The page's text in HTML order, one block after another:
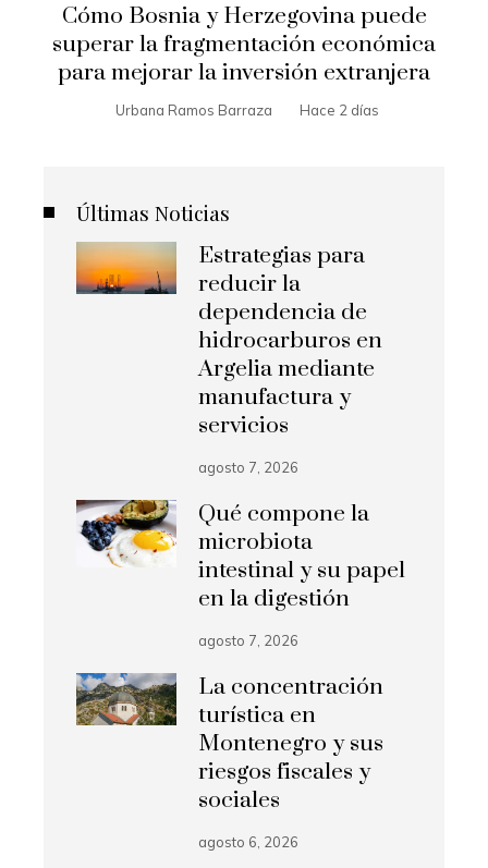
Cómo Bosnia y Herzegovina puede
superar la fragmentación económica
para mejorar la inversión extranjera
Urbana Ramos Barraza Hace 2 días
Últimas Noticias
Estrategias para
reducir la
dependencia de
hidrocarburos en
Argelia mediante
manufactura y
servicios
agosto 7, 2026
Qué compone la
microbiota
intestinal y su papel
en la digestión
agosto 7, 2026
La concentración
turística en
Montenegro y sus
riesgos fiscales y
sociales
agosto 6, 2026